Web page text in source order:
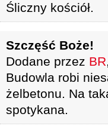
Śliczny kościół.
Szczęść Boże!
Dodane przez BR
Budowla robi
żelbetonu. Na
spotykana.